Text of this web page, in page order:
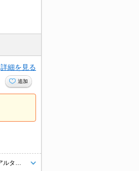
詳細を見る
追加